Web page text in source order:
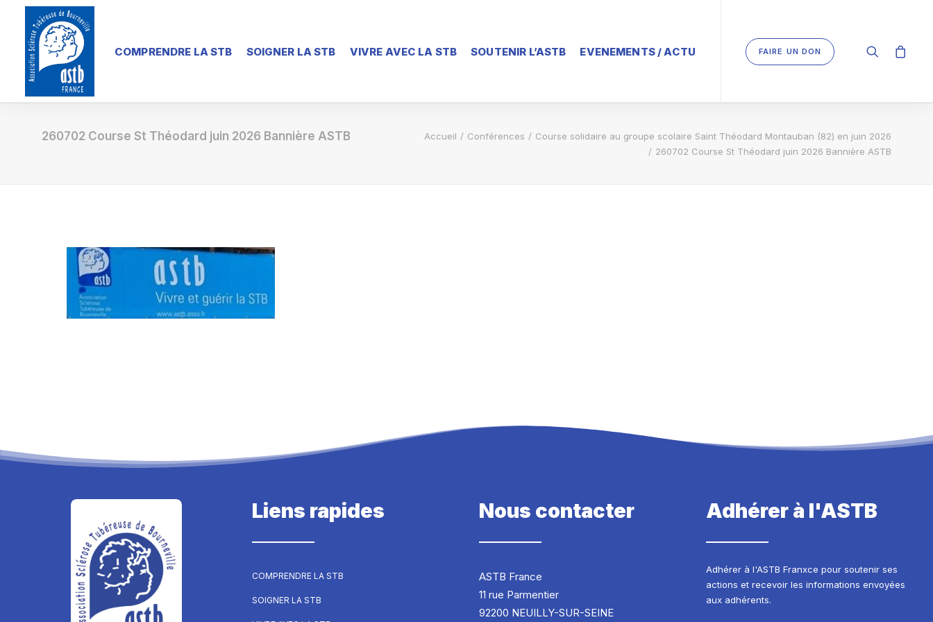
COMPRENDRE LA STB SOIGNER LA STB VIVRE AVEC LA STB SOUTENIR L’ASTB EVENEMENTS / ACTU FAIRE UN DON
260702 Course St Théodard juin 2026 Bannière ASTB Accueil Conférences
Course solidaire au groupe scolaire Saint Théodard Montauban (82) en juin 2026
260702 Course St Théodard juin 2026 Bannière ASTB
Liens rapides
COMPRENDRE LA STB
SOIGNER LA STB
Nous contacter
ASTB France
11 rue Parmentier
92200 NEUILLY-SUR-SEINE
Adhérer à l'ASTB
Adhérer à l'ASTB Franxce pour soutenir ses
actions et recevoir les informations envoyées
aux adhérents.